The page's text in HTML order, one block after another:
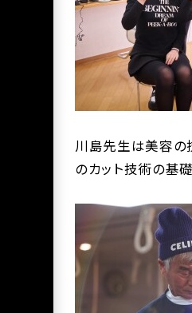
川島先生は美容の
のカット技術の基